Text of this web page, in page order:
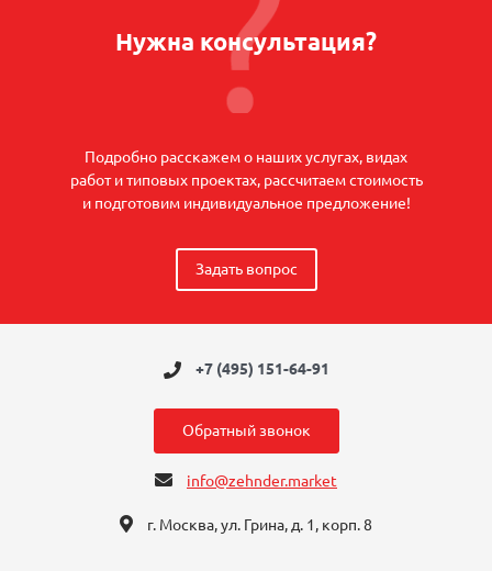
Нужна консультация?
Подробно расскажем о наших услугах, видах
работ и типовых проектах, рассчитаем стоимость
и подготовим индивидуальное предложение!
Задать вопрос
+7 (495) 151-64-91
Обратный звонок
info@zehnder.market
г. Москва, ул. Грина, д. 1, корп. 8